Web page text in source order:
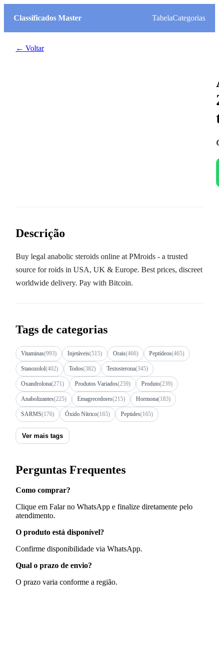
Classificados Master TabelaCategorias
← Voltar
Descrição
Buy legal anabolic steroids online at PMroids - a trusted
source for roids in USA, UK & Europe. Best prices, discreet
worldwide delivery. Pay with Bitcoin.
Tags de categorias
Vitaminas(993) Injetáveis(515) Orais(466) Peptídeos(465)
Stanozolol(402) Todos(382) Testosterona(345)
Oxandrolona(271) Produtos Variados(259) Produto(239)
Anabolizantes(225) Emagrecedores(215) Hormona(183)
SARMS(176) Óxido Nítrico(165) Peptides(165)
Ver mais tags
Perguntas Frequentes
Como comprar?
Clique em Falar no WhatsApp e finalize diretamente pelo
atendimento.
O produto está disponível?
Confirme disponibilidade via WhatsApp.
Qual o prazo de envio?
O prazo varia conforme a região.